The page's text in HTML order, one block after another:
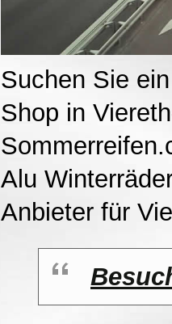
Suchen Sie
Shop in
Alu
Anbieter für